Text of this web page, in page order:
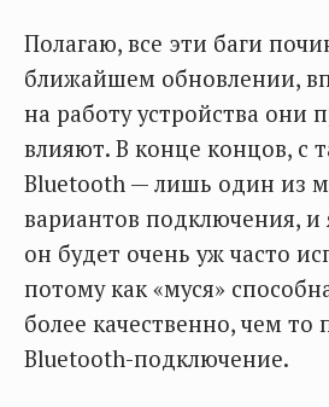
Полагаю, все эти баги
ближайшем обновлении,
на работу устройства они
влияют. В конце концов, с
Bluetooth — лишь один из
вариантов подключения, и
он будет очень уж часто
потому как «муся»
более качественно, чем то
Bluetooth-подключение.